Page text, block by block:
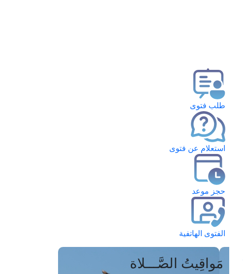
طلب فتوى
استعلام عن فتوى
حجز موعد
الفتوى الهاتفية
مَواقِيتُ الصَّـــلاة